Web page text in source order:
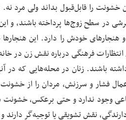
را قابل‌قبول بداند ولی مرد
در سطح زوج‌ها پرداخته باشند، و
و هنجارهای خودش را دارد. این
فرهنگی درباره نقش زن در
داشته باشند. زنان در محله‌هایی که
فشار و سرزنش، مردان را از
وجود ندارد و حتی برعکس، خشونت
نقش تشویقی یا توجیه‌گر